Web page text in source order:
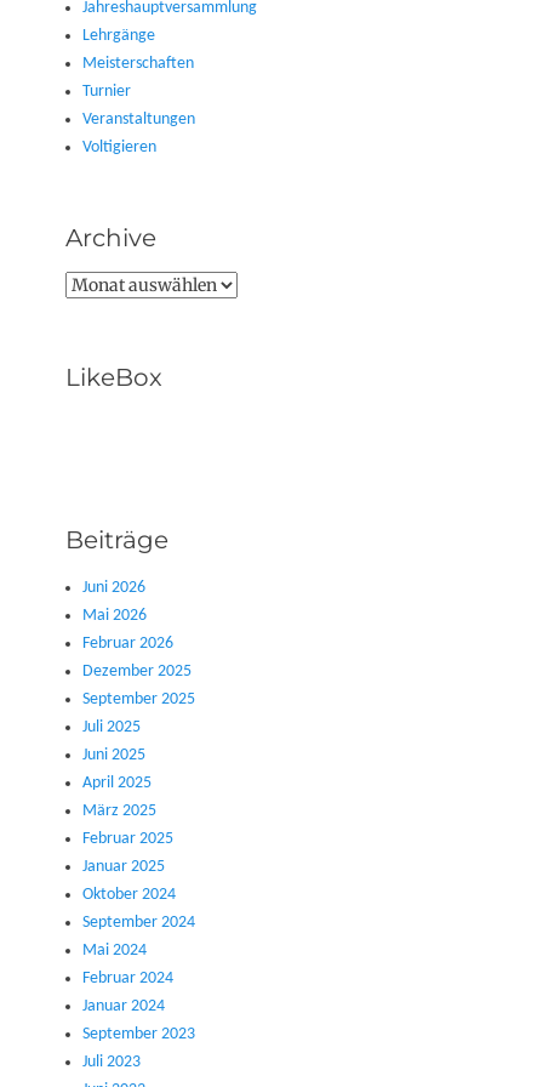
Jahreshauptversammlung
Lehrgänge
Meisterschaften
Turnier
Veranstaltungen
Voltigieren
Archive
Archive
LikeBox
Beiträge
Juni 2026
Mai 2026
Februar 2026
Dezember 2025
September 2025
Juli 2025
Juni 2025
April 2025
März 2025
Februar 2025
Januar 2025
Oktober 2024
September 2024
Mai 2024
Februar 2024
Januar 2024
September 2023
Juli 2023